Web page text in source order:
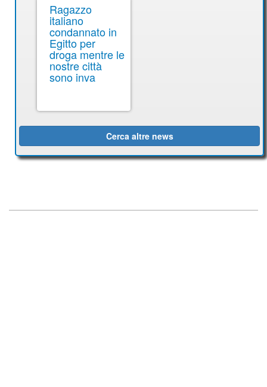
Ragazzo
italiano
condannato in
Egitto per
droga mentre le
nostre città
sono inva
Cerca altre news